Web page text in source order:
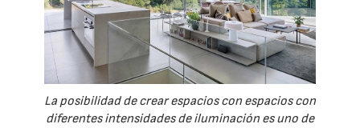
La posibilidad de crear espacios con espacios con
diferentes intensidades de iluminación es uno de